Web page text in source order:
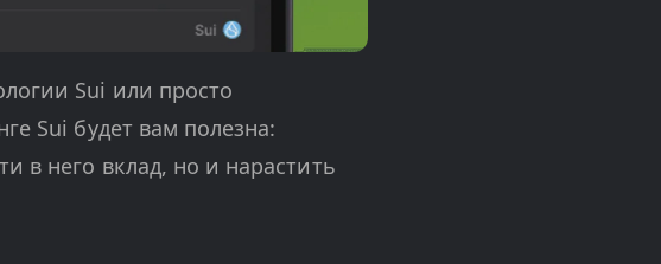
Sui или просто
Sui будет вам полезна:
в него вклад, но и нарастить